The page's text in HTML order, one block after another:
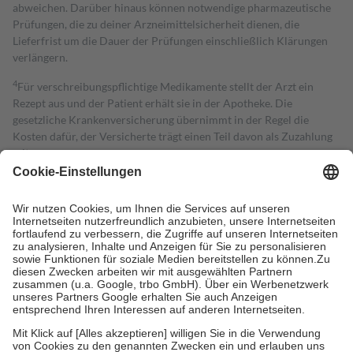
abweichen. Darüber hinaus können notwendige pharmazeutische
Prüfungen, die zu deiner Arzneimittelsicherheit dienen, die
Lieferfrist um die Dauer der Prüfungen einschließlich Klärungen
verlängern.
4Für verschreibungspflichtige Medikamente stellt der Arzt ein
Rezept aus und der Patient erhält sie in der Apotheke. Die
gesetzliche Krankenversicherung übernimmt in der Regel die
Kosten dafür, der Versicherte trägt einen Teil davon als Zuzahlung
mit.
Grundsätzlich leisten Mitglieder Zuzahlungen in Höhe von zehn
höchstens zehn Euro.
Es sind jedoch nie mehr als die tatsächlichen
Kosten der Leistung zu entrichten.
Diese Regeln gelten grundsätzlich auch für Online-Apotheken.
Bei Heilmitteln und häuslicher Krankenpflege beträgt die
Zuzahlung zehn Prozent der Kosten sowie zehn Euro je
Verordnung.
Um das Engagement der Versicherten für ihre eigene Gesundheit zu
stärken und die besondere Stellung der Familie zu unterstützen,
fallenkeine Zuzahlungenan bei: